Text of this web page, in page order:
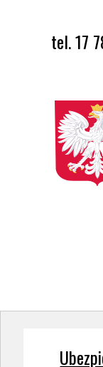
tel. 17